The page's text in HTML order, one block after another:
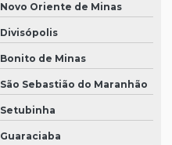
Novo Oriente de Minas
Divisópolis
Bonito de Minas
São Sebastião do Maranhão
Setubinha
Guaraciaba